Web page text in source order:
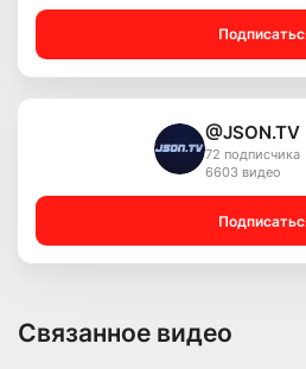
@JSON.TV
72 подписчика
6603 видео
Связанное видео